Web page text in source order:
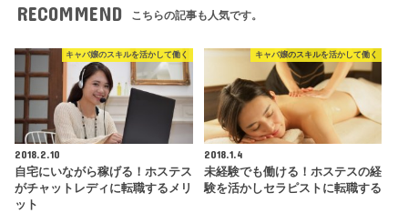
RECOMMEND こちらの記事も人気です。
キャバ嬢のスキルを活かして働く
2018.2.10
自宅にいながら稼げる！ホステス
がチャットレディに転職するメリ
ット
キャバ嬢のスキルを活かして働く
2018.1.4
未経験でも働ける！ホステスの経
験を活かしセラピストに転職する